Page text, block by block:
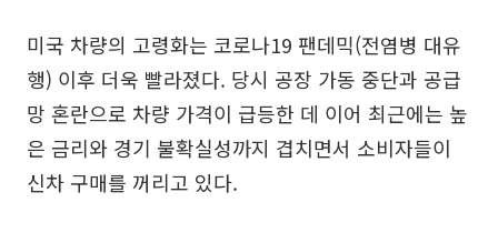
미국 차량의 고령화는 코로나19 팬데믹(전염병 대유
행) 이후 더욱 빨라졌다. 당시 공장 가동 중단과 공급
망 혼란으로 차량 가격이 급등한 데 이어 최근에는 높
은 금리와 경기 불확실성까지 겹치면서 소비자들이
신차 구매를 꺼리고 있다.